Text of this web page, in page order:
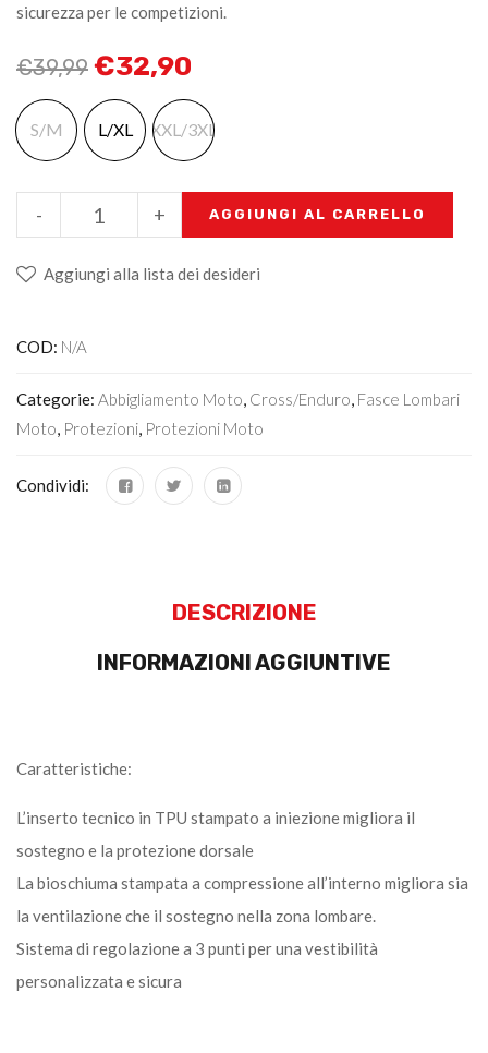
sicurezza per le competizioni.
€39,99 €32,90
S/M L/XL XXL/3XL
+
- AGGIUNGI AL CARRELLO
Aggiungi alla lista dei desideri
COD: N/A
Categorie: Abbigliamento Moto, Cross/Enduro, Fasce Lombari
Moto, Protezioni, Protezioni Moto
Condividi:
DESCRIZIONE
INFORMAZIONI AGGIUNTIVE
Caratteristiche:
L’inserto tecnico in TPU stampato a iniezione migliora il
sostegno e la protezione dorsale
La bioschiuma stampata a compressione all’interno migliora sia
la ventilazione che il sostegno nella zona lombare.
Sistema di regolazione a 3 punti per una vestibilità
personalizzata e sicura